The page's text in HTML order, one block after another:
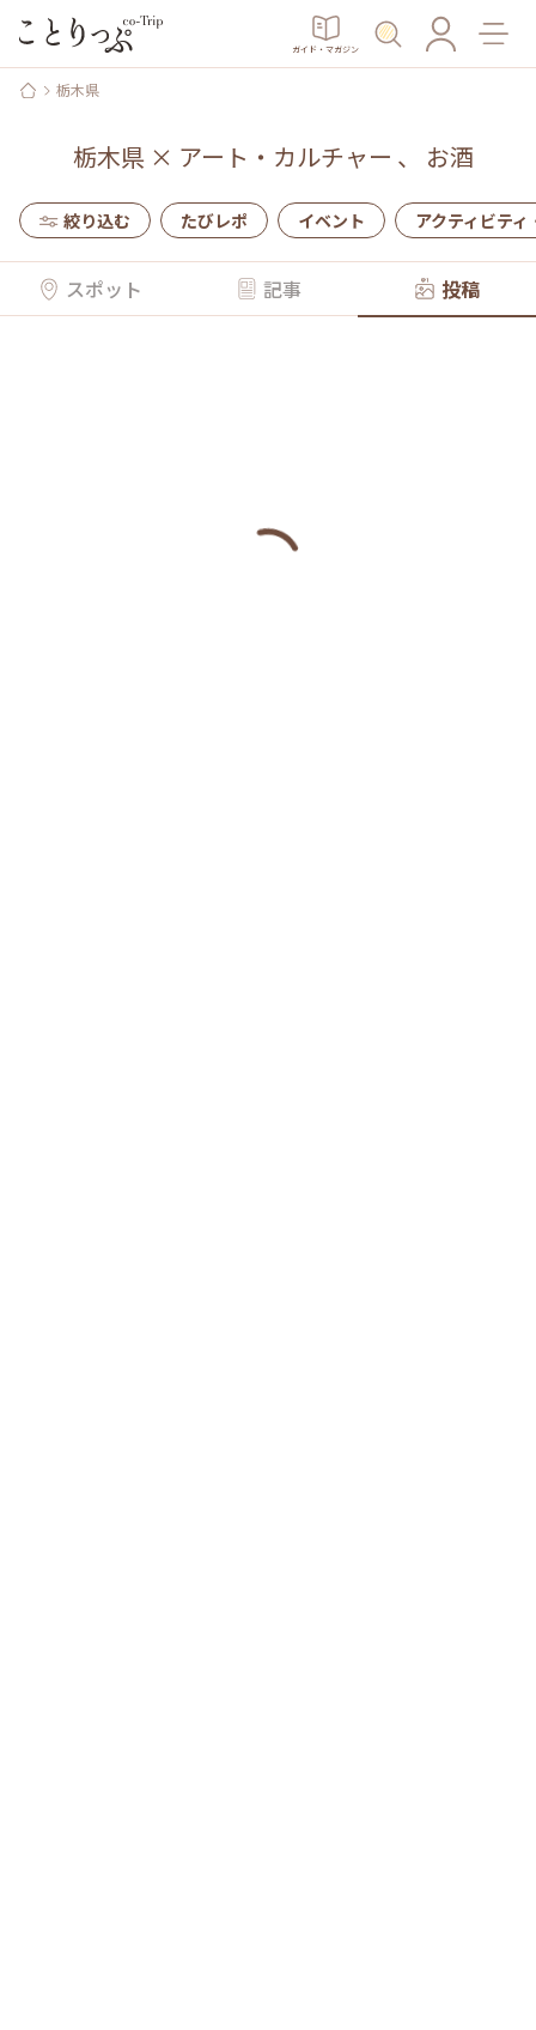
ガイド・マガジン
栃木県
栃木県× アート・カルチャー 、 お酒
絞り込む たびレポ イベント アクティビティ
スポット 記事 投稿